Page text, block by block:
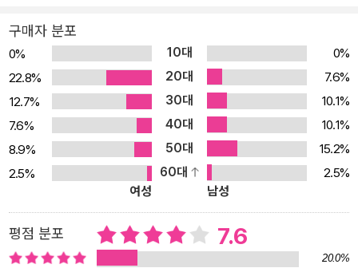
사랑하지 않았기 때문에 잊어버린’ 남자에 불과하였으며, 에피가 탈
출구로서 휩쓸려버린 사랑의 유희에 불과하였다. 소설에서 ‘슐론’이
나 ‘조크’라는 불가사이한 자연현상이 상징하고 있듯이, 에피는 올바
르지 못한 부정의 늪에서 허우적거리며 빠져나오고자 노력했지만, 불
행히도 그러지 못했다. 그래서 여성에게 충성스러운 친절을 보이면서
여성의 심리를 잘 다룰 줄 아는 경솔한 카사노바 크람파스의 유혹을
벗어나지 못하고, “……금지된 것, 비밀스러운 것이 그녀를 사로잡았
던 것이다.”
사이의 비밀 편지 묶음이 우연한 기회에 인스테텐의 눈에 띄면서, 소
설은 대전환을 갖고 당시의 관습대로 에피의 운명은 파국으로 치닫는
1880년대 프로이센에서 큰 화제가 되었던 실제 사건을 소재로 하고
있다. 폰타네는 주인공 에피가 결혼, 간통, 결투, 이혼을 겪으며 파멸
될 때까지의 과정을 담담한 문체로 묘사하여, 인습에 사로잡혀 인간
성을 잃어버린 당대 프로이센 귀족 사회의 위기를 적나라하게 보여준
다. 이 소설은 여성의 운명을 주제로 하여 당대의 사회 현실을 비판한
가장 성공적인 사회소설로 평가된다. 하지만 이 작품이 단순히 사회
비판에만 초점을 맞추고 있는 것은 아니다. 작가 폰타네가 일흔이 넘
은 나이에 집필한 소설이지만, 17세 소녀의 심리를 정확히 포착하고
있는 『에피 브리스트』는 당대 큰 인기를 누리며 전 세계 많은 독자들
의 심금을 울렸다. 죄르지 루카치는 에피를 가리켜 “폰타네가 형상화
한 인물 중 가장 매력적인 인물”이라고 평했으며, 사뮈엘 베케트는 자
구매자 분포
0% 10대
0%
22.8%
20대
7.6%
12.7%
30대
10.1%
7.6%
40대
10.1%
8.9%
50대
15.2%
2.5%
60대
2.5%
여성
남성
평점 분포 7.6
20.0%